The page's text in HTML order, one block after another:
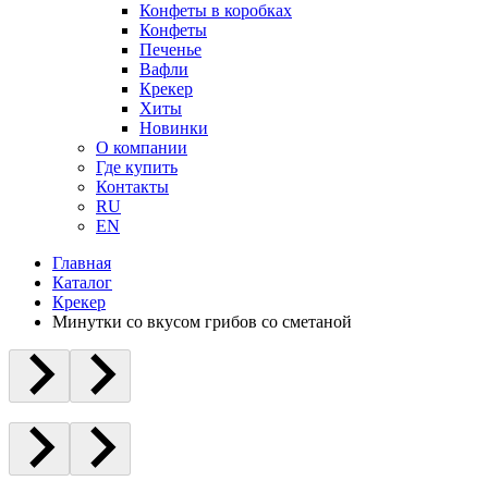
Конфеты в коробках
Конфеты
Печенье
Вафли
Крекер
Хиты
Новинки
О компании
Где купить
Контакты
RU
EN
Главная
Каталог
Крекер
Минутки со вкусом грибов со сметаной